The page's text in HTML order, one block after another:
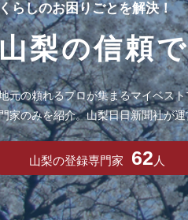
らしのお困りごとを解決！
梨の信頼
元の頼れるプロが集まるマイベス
家のみを紹介。山梨日日新聞社が運
山梨の登録専門家 62 人